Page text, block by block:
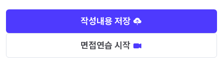
작성내용 저장
면접연습 시작